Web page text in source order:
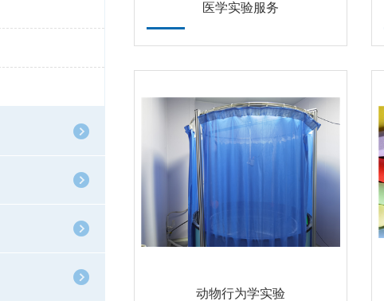
医学实验服务
动物行为学实验